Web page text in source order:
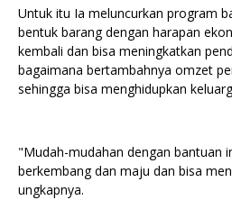
Untuk itu Ia meluncurkan program
bentuk barang dengan harapan
kembali dan bisa meningkatkan
bagaimana bertambahnya omzet
sehingga bisa menghidupkan
"Mudah-mudahan dengan bantuan
berkembang dan maju dan bisa
ungkapnya.